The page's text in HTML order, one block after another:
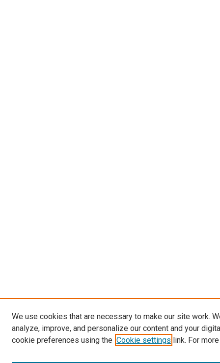
We use cookies that are necessary to make our site work.
analyze, improve, and personalize our content and your
cookie preferences using the Cookie settings link. For